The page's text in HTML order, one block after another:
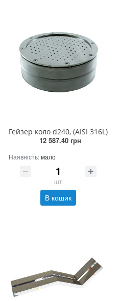
Гейзер коло d240, (AISI 316L)
12 587.40 грн
Наявність:мало
шт
В кошик